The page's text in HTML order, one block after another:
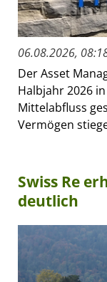
06.08.2026,
Der Asset
Halbjahr 2026
Mittelabfluss
Vermögen
Swiss Re
deutlich